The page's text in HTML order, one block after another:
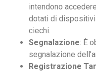
intendono
dotati di
ciechi.
Segnalazione: È
segnalazione
Registrazione